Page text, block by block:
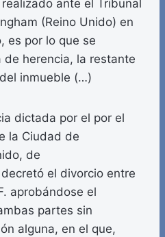
ante el Tribunal
(Reino Unido) en
es por lo que se
herencia, la restante
inmueble (…)
dictada por el por el
la Ciudad de
de
el divorcio entre
aprobándose el
partes sin
alguna, en el que,